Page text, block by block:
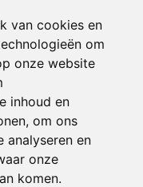
van cookies en
om
onze website
inhoud en
om ons
analyseren en
onze
komen.